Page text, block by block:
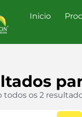
Inicio
todos os 2